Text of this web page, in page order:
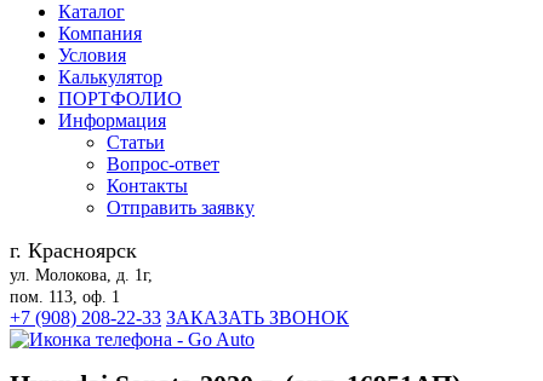
Каталог
Компания
Условия
Калькулятор
ПОРТФОЛИО
Информация
Статьи
Вопрос-ответ
Контакты
Отправить заявку
г. Красноярск
ул. Молокова, д. 1г,
пом. 113, оф. 1
+7 (908) 208-22-33 ЗАКАЗАТЬ ЗВОНОК